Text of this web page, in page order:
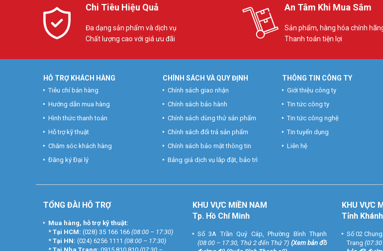
Chi Tiêu Hiệu Quả
Đa dạng sản phẩm và dịch vụ
Chất lượng cao với giá ưu đãi
An Tâm Khi Mua Sắm
Sản phẩm, hàng hóa chính
Thanh toán tiện lợi
HỖ TRỢ KHÁCH HÀNG
Tiêu chí bán hàng
Hướng dẫn mua hàng
Hình thức thanh toán
Hỗ trợ kỹ thuật
Chăm sóc khách hàng
Đăng ký Đại lý
CHÍNH SÁCH VÀ QUY ĐỊNH
Chính sách giao nhận
Chính sách bảo hành
Chính sách dùng thử sản phẩm
Chính sách đổi trả sản phẩm
Chính sách bảo mật thông tin
Bảng giá dịch vụ lắp đặt, bảo trì
THÔNG TIN CÔNG TY
Giới thiệu công ty
Tin tức công ty
Tin tức công nghệ
Tin tuyển dụng
Liên hệ
TỔNG ĐÀI HỖ TRỢ
Mua hàng, hỗ trợ kỹ thuật:
* Tại HCM: (028) 35 166 166 (08:00 – 17:30)
* Tại HN: (024) 6256 1111 (08:00 – 17:30)
* Tại Nha Trang: 0915 810 810 (07:30 –
KHU VỰC MIỀN NAM
Tp. Hồ Chí Minh
Số 3A Trần Quý Cáp, Phường Bình Thạnh
(08:00 – 17:30, Thứ 2 đến Thứ 7) (Xem bản đồ
KHU VỰC
Tỉnh
Số 02
Trang